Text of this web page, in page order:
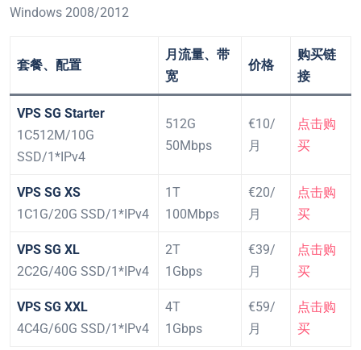
Windows 2008/2012
套餐、配置
月流量、带
宽
价格
购买链
接
VPS SG Starter
1C512M/10G
SSD/1*IPv4
512G
50Mbps
€10/
月
点击购
买
VPS SG XS
1C1G/20G SSD/1*IPv4
1T
100Mbps
€20/
月
点击购
买
VPS SG XL
2C2G/40G SSD/1*IPv4
2T
1Gbps
€39/
月
点击购
买
VPS SG XXL
4C4G/60G SSD/1*IPv4
4T
1Gbps
€59/
月
点击购
买